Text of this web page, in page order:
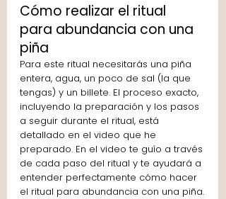
Cómo realizar el ritual
para abundancia con una
piña
Para este ritual necesitarás una piña
entera, agua, un poco de sal (la que
tengas) y un billete. El proceso exacto,
incluyendo la preparación y los pasos
a seguir durante el ritual, está
detallado en el video que he
preparado. En el video te guío a través
de cada paso del ritual y te ayudará a
entender perfectamente cómo hacer
el ritual para abundancia con una piña.